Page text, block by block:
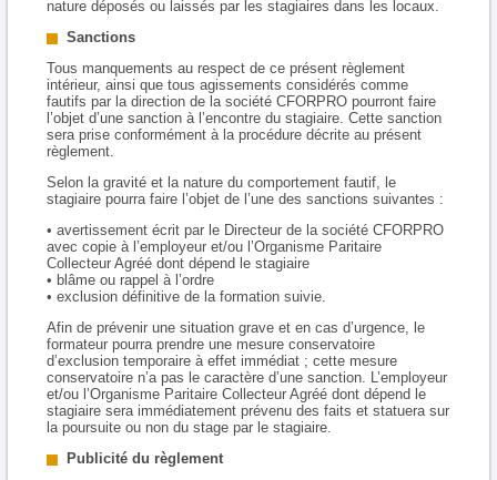
nature déposés ou laissés par les stagiaires dans les locaux.
Sanctions
Tous manquements au respect de ce présent règlement
intérieur, ainsi que tous agissements considérés comme
fautifs par la direction de la société CFORPRO pourront faire
l’objet d’une sanction à l’encontre du stagiaire. Cette sanction
sera prise conformément à la procédure décrite au présent
règlement.
Selon la gravité et la nature du comportement fautif, le
stagiaire pourra faire l’objet de l’une des sanctions suivantes :
• avertissement écrit par le Directeur de la société CFORPRO
avec copie à l’employeur et/ou l’Organisme Paritaire
Collecteur Agréé dont dépend le stagiaire
• blâme ou rappel à l’ordre
• exclusion définitive de la formation suivie.
Afin de prévenir une situation grave et en cas d’urgence, le
formateur pourra prendre une mesure conservatoire
d’exclusion temporaire à effet immédiat ; cette mesure
conservatoire n’a pas le caractère d’une sanction. L’employeur
et/ou l’Organisme Paritaire Collecteur Agréé dont dépend le
stagiaire sera immédiatement prévenu des faits et statuera sur
la poursuite ou non du stage par le stagiaire.
Publicité du règlement